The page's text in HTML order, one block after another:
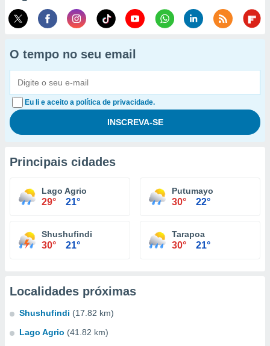
O tempo no seu email
Eu li e aceito a política de privacidade.
Principais cidades
Lago Agrio
29° 21°
Putumayo
30° 22°
Shushufindi
30° 21°
Tarapoa
30° 21°
Localidades próximas
Shushufindi (17.82 km)
Lago Agrio (41.82 km)